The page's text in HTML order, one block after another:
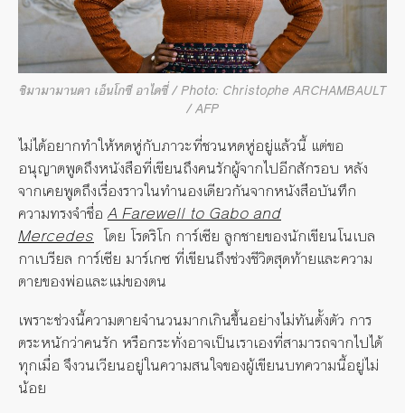
ชิมามามานดา เอ็นโกซี อาไดซี่ / Photo: Christophe ARCHAMBAULT
/ AFP
ไม่ได้อยากทำให้หดหู่กับภาวะที่ชวนหดหู่อยู่แล้วนี้ แต่ขอ
อนุญาตพูดถึงหนังสือที่เขียนถึงคนรักผู้จากไปอีกสักรอบ หลัง
จากเคยพูดถึงเรื่องราวในทำนองเดียวกันจากหนังสือบันทึก
ความทรงจำชื่อ A Farewell to Gabo and
Mercedes โดย โรดริโก การ์เซีย ลูกชายของนักเขียนโนเบล
กาเบรียล การ์เซีย มาร์เกซ ที่เขียนถึงช่วงชีวิตสุดท้ายและความ
ตายของพ่อและแม่ของตน
เพราะช่วงนี้ความตายจำนวนมากเกินขึ้นอย่างไม่ทันตั้งตัว การ
ตระหนักว่าคนรัก หรือกระทั่งอาจเป็นเราเองที่สามารถจากไปได้
ทุกเมื่อ จึงวนเวียนอยู่ในความสนใจของผู้เขียนบทความนี้อยู่ไม่
น้อย